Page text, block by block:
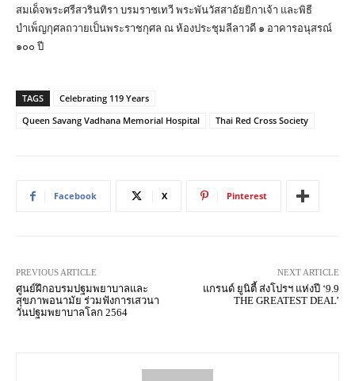
สมเด็จพระศรีสวรินทิรา บรมราชเทวี พระพันวัสสาอัยยิกาเจ้า และพิธี
บำเพ็ญกุศลถวายเป็นพระราชกุศล ณ ห้องประชุมลีลาวดี ๑ อาคารอนุสรณ์
๑๐๐ ปี
TAGS
Celebrating 119 Years
Queen Savang Vadhana Memorial Hospital
Thai Red Cross Society
Facebook X Pinterest
PREVIOUS ARTICLE
ศูนย์ฝึกอบรมปฐมพยาบาลและ
สุขภาพอนามัย ร่วมฟังการเสวนา
วันปฐมพยาบาลโลก 2564
NEXT ARTICLE
แกรนด์ ยูนิตี้ ส่งโปรฯ แห่งปี ‘9.9
THE GREATEST DEAL’